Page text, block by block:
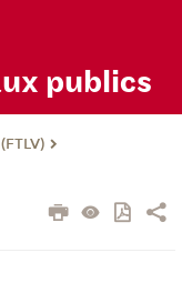
ux publics